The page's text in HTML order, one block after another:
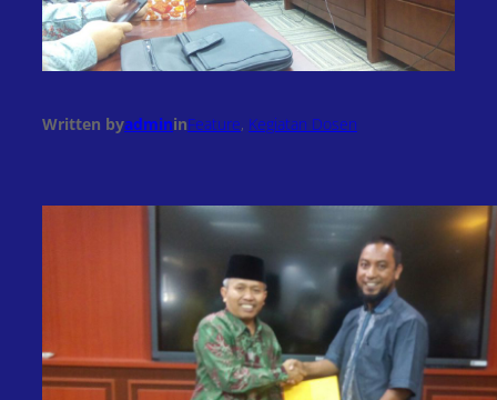
Written byadmininFeature, Kegiatan Dosen